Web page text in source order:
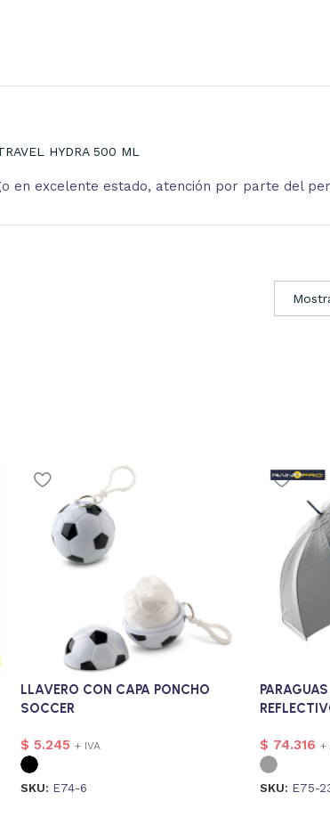
HYDRA 500 ML
en excelente estado, atención por parte del
LLAVERO CON CAPA PONCHO
SOCCER
$ 5.245 + IVA
SKU: E74-6
$ 74.316 +
SKU: E75-